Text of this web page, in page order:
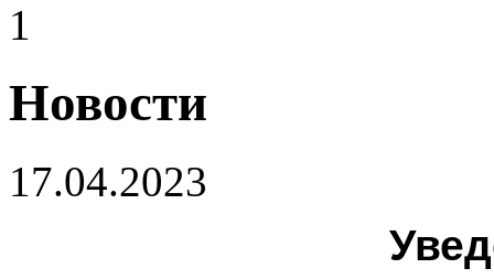
1
Новости
17.04.2023